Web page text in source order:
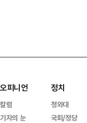
오피니언
칼럼
기자의 눈
정치
청와대
국회/정당